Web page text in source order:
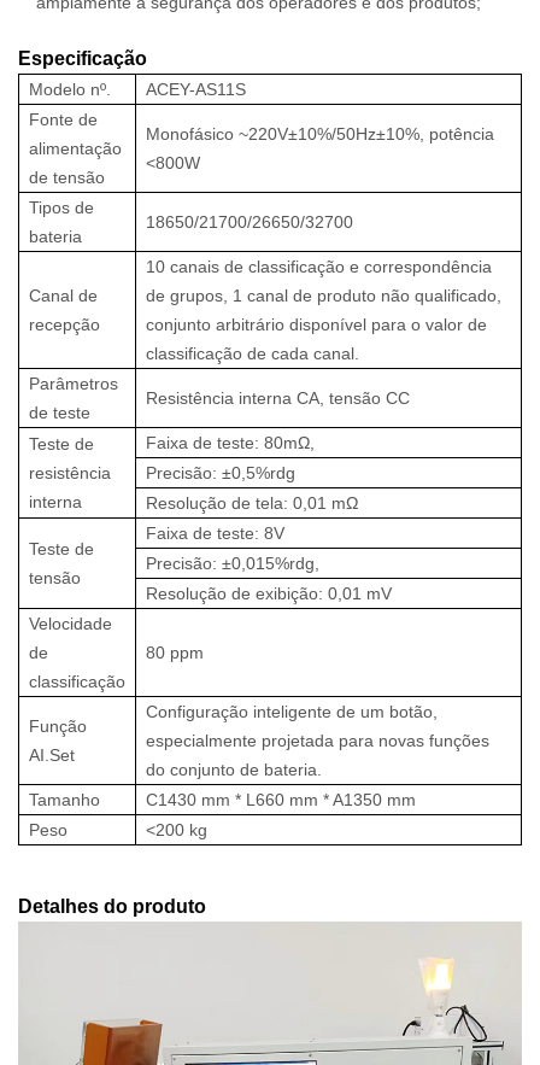
Especificação
Modelo nº.
ACEY-AS11S
Fonte de
alimentação
de tensão
Monofásico ~220V±10%/50Hz±10%, potência
<800W
Tipos de
bateria
18650/21700/26650/32700
Canal de
recepção
10 canais de classificação e correspondência
de grupos, 1 canal de produto não qualificado,
conjunto arbitrário disponível para o valor de
classificação de cada canal.
Parâmetros
de teste
Resistência interna CA, tensão CC
Teste de
resistência
interna
Faixa de teste: 80mΩ,
Precisão: ±0,5%rdg
Resolução de tela: 0,01 mΩ
Teste de
tensão
Faixa de teste: 8V
Precisão: ±0,015%rdg,
Resolução de exibição: 0,01 mV
Velocidade
de
classificação
80 ppm
Função
AI.Set
Configuração inteligente de um botão,
especialmente projetada para novas funções
do conjunto de bateria.
Tamanho
C1430 mm * L660 mm * A1350 mm
Peso
<200 kg
Detalhes do produto